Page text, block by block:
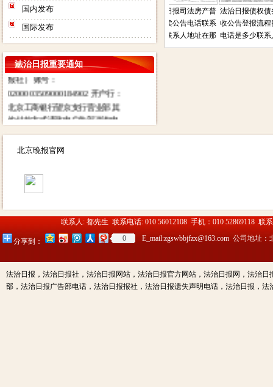
国内发布
国际发布
法治日报重要通知
法治日报社：法治日报汇款账
传媒（北京）有限公司（法治日
报社） 账号：
0200003509000184902 开户行：
北京工商银行望京支行营业部 其
他付款方式请致电广告部咨询电
法治日报电子版在线
阅读
登报
法治日报司法房产普
通拍卖公告电话联系
方式联系人地址在那
法治日报债权债
收公告登报流程
电话是多少联系
话
北京晚报官网
联系人: 都先生 联系电话: 010 56012108 手机：010 52869118 联
E_mail:zgswbbjfzx@163.com 公司地址
分享到： 0
法治日报，法治日报社，法治日报网站，法治日报官方网站，法治日报网，法治
部，法治日报广告部电话，法治日报报社，法治日报遗失声明电话，法治日报，法